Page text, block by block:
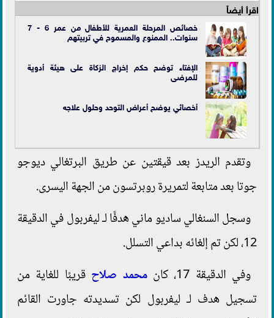
اقرأ أيضاً
خصائص المرحلة العمرية للأطفال من عمر 6 - 7
سنوات.. الممنوع والمسموح في تربيتهم
الإفتاء توضح حكم إخراج الزكاة على هيئة أدوية
للمرضى
أخصائي يوضح أعراض التوحد وحلول علاجه
وتقدم الريدز بعد قيقتين عن طريق البرتغالي ديوجو
جوتا بعد متابعة لتمريرة روبرتسون من الجهة اليسرى.
وسجل السنغالي ساديو ماني هدفًا لـ ليفربول في الدقيقة
12، لكن تم إلغائه بداعي التسلل.
وفي الدقيقة 17، كان
محمد صلاح قريبًا للغاية من
تسجيل هدف لـ ليفربول لكن تسديدته جاورت القائم